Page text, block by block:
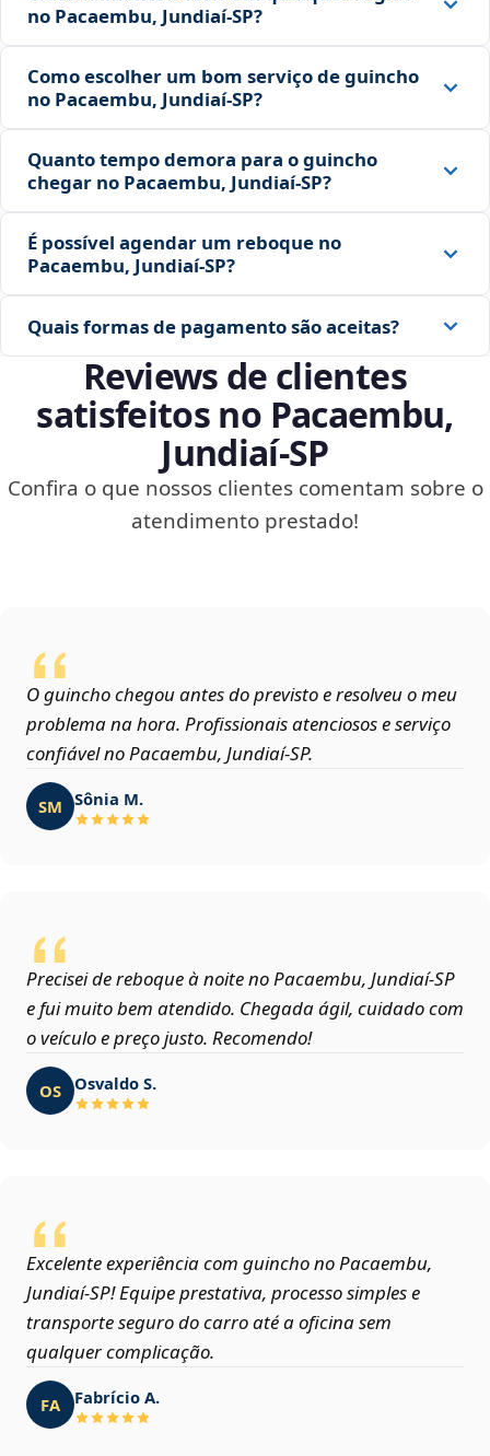
no Pacaembu, Jundiaí‑SP?
Como escolher um bom serviço de guincho
no Pacaembu, Jundiaí‑SP?
Quanto tempo demora para o guincho
chegar no Pacaembu, Jundiaí‑SP?
É possível agendar um reboque no
Pacaembu, Jundiaí‑SP?
Quais formas de pagamento são aceitas?
Reviews de clientes
satisfeitos no Pacaembu,
Jundiaí‑SP
Confira o que nossos clientes comentam sobre o
atendimento prestado!
O guincho chegou antes do previsto e resolveu o meu
problema na hora. Profissionais atenciosos e serviço
confiável no Pacaembu, Jundiaí‑SP.
SM Sônia M.
Precisei de reboque à noite no Pacaembu, Jundiaí‑SP
e fui muito bem atendido. Chegada ágil, cuidado com
o veículo e preço justo. Recomendo!
OS Osvaldo S.
Excelente experiência com guincho no Pacaembu,
Jundiaí‑SP! Equipe prestativa, processo simples e
transporte seguro do carro até a oficina sem
qualquer complicação.
FA Fabrício A.